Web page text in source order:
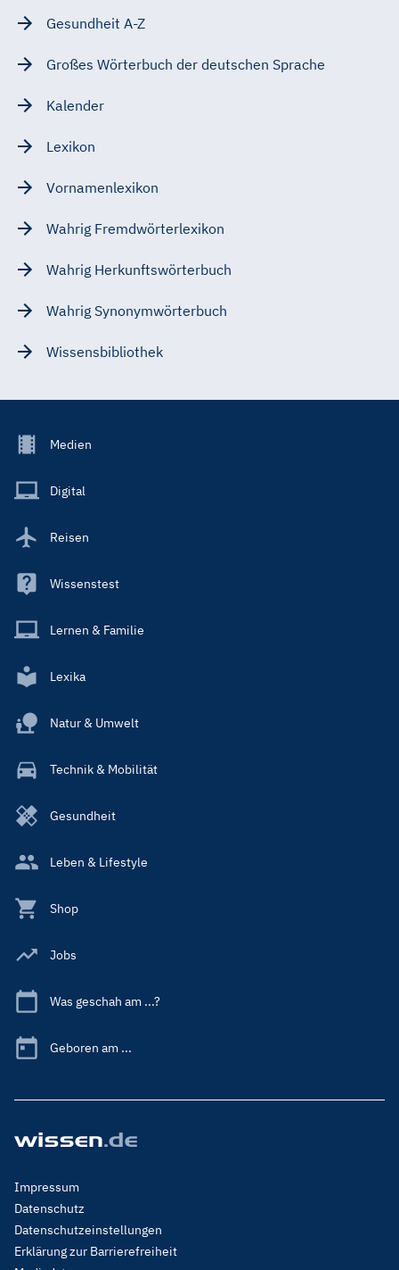
Gesundheit A-Z
Großes Wörterbuch der deutschen Sprache
Kalender
Lexikon
Vornamenlexikon
Wahrig Fremdwörterlexikon
Wahrig Herkunftswörterbuch
Wahrig Synonymwörterbuch
Wissensbibliothek
Footer
Main
Medien
Digital
Reisen
Wissenstest
Lernen & Familie
Lexika
Natur & Umwelt
Technik & Mobilität
Gesundheit
Leben & Lifestyle
Shop
Jobs
Was geschah am ...?
Geboren am ...
Footer
Menu
Legal
Impressum
Datenschutz
Datenschutzeinstellungen
Erklärung zur Barrierefreiheit